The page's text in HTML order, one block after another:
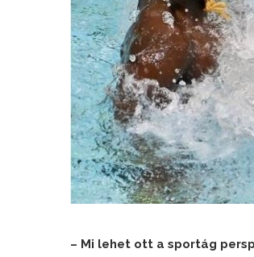
– Mi lehet ott a sportág